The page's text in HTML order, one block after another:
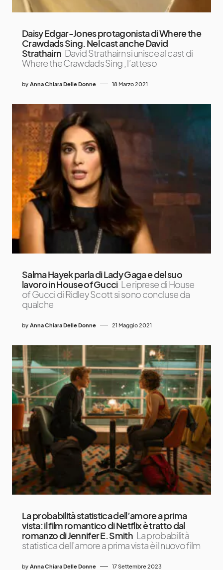
Daisy Edgar-Jones protagonista di Where the
Crawdads Sing. Nel cast anche David
Strathairn David Strathairn si unisce al cast di
Where the Crawdads Sing , l’atteso
by Anna Chiara Delle Donne 18 Marzo 2021
Salma Hayek parla di Lady Gaga e del suo
lavoro in House of Gucci Le riprese di House
of Gucci di Ridley Scott si sono concluse da
qualche
by Anna Chiara Delle Donne 21 Maggio 2021
La probabilità statistica dell’amore a prima
vista: il film romantico di Netflix è tratto dal
romanzo di Jennifer E. Smith La probabilità
statistica dell’amore a prima vista è il nuovo film
by Anna Chiara Delle Donne 17 Settembre 2023